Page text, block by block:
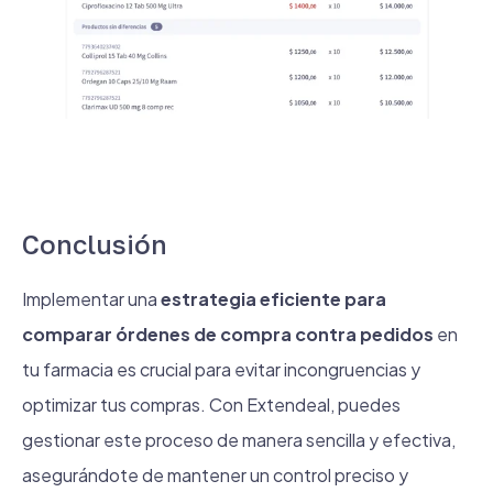
Conclusión
Implementar unaestrategia eficiente para
comparar órdenes de compra contra pedidos en
tu farmacia es crucial para evitar incongruencias y
optimizar tus compras. Con Extendeal, puedes
gestionar este proceso de manera sencilla y efectiva,
asegurándote de mantener un control preciso y